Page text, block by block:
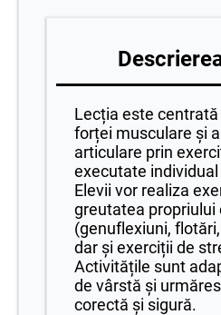
Lecția este
forței musculare și
articulare prin
executate
Elevii vor realiza
greutatea propriului
(genuflexiuni,
dar și exerciții de
Activitățile sunt
de vârstă și
corectă și sigură.